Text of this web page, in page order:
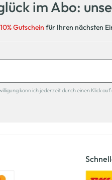
im Abo:
10% Gutschein für Ihren nächsten
kann ich jederzeit durch einen Klick